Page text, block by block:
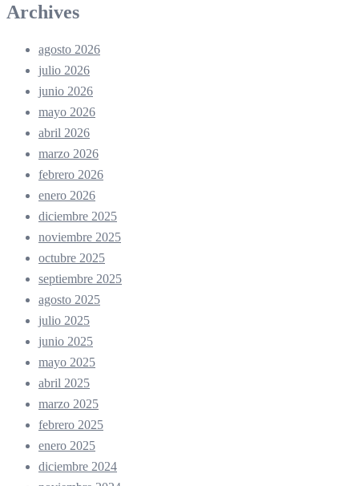
Archives
agosto 2026
julio 2026
junio 2026
mayo 2026
abril 2026
marzo 2026
febrero 2026
enero 2026
diciembre 2025
noviembre 2025
octubre 2025
septiembre 2025
agosto 2025
julio 2025
junio 2025
mayo 2025
abril 2025
marzo 2025
febrero 2025
enero 2025
diciembre 2024